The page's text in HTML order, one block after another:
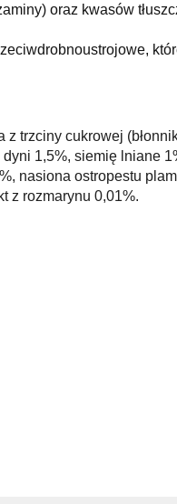
oraz kwasów
trzciny cukrowej
1,5%, siemię lniane
nasiona ostropestu
z rozmarynu 0,01%.